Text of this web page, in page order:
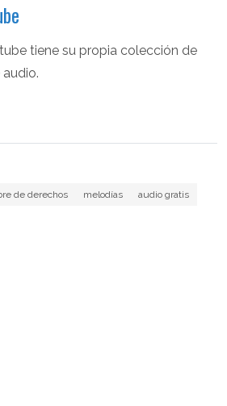
tiene su propia colección de
de derechos melodías audio gratis